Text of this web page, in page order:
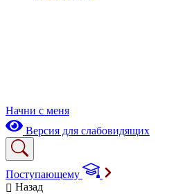
Начни с меня
Версия для слабовидящих
Поступающему
Назад